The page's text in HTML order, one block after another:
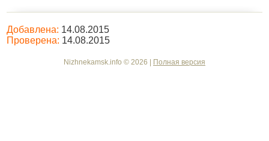
Добавлена: 14.08.2015
Проверена: 14.08.2015
Nizhnekamsk.info © 2026 | Полная версия